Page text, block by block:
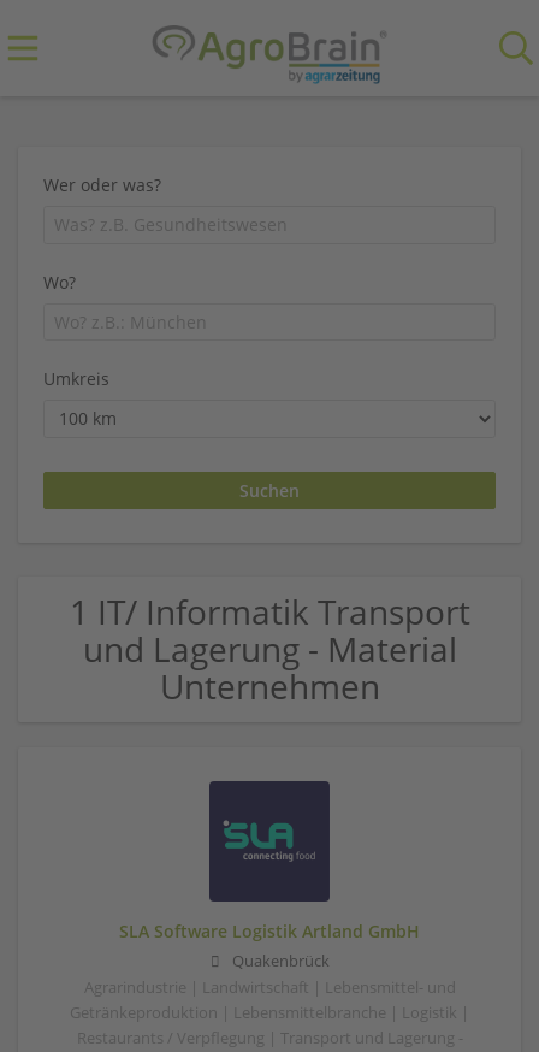
Wer oder was?
Wo?
Umkreis
1 IT/ Informatik Transport
und Lagerung - Material
Unternehmen
SLA Software Logistik Artland GmbH
Quakenbrück
Agrarindustrie | Landwirtschaft | Lebensmittel- und
Getränkeproduktion | Lebensmittelbranche | Logistik |
Restaurants / Verpflegung | Transport und Lagerung -